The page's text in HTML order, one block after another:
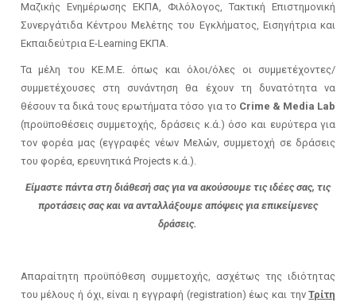
Μαζικής Ενημέρωσης ΕΚΠΑ, Φιλόλογος, Τακτική Επιστημονική
Συνεργάτιδα Κέντρου Μελέτης του Εγκλήματος, Εισηγήτρια και
Εκπαιδεύτρια Ε-Learning ΕΚΠΑ.
Τα μέλη του ΚΕ.Μ.Ε. όπως και όλοι/όλες οι συμμετέχοντες/
συμμετέχουσες στη συνάντηση θα έχουν τη δυνατότητα να
θέσουν τα δικά τους ερωτήματα τόσο για το Crime & Μedia Lab
(προϋποθέσεις συμμετοχής, δράσεις κ.ά.) όσο και ευρύτερα για
τον φορέα μας (εγγραφές νέων Μελών, συμμετοχή σε δράσεις
του φορέα, ερευνητικά Projects κ.ά.).
Είμαστε πάντα στη διάθεσή σας για να ακούσουμε τις ιδέες σας, τις
προτάσεις σας και να ανταλλάξουμε απόψεις για επικείμενες
δράσεις.
Απαραίτητη προϋπόθεση συμμετοχής, ασχέτως της ιδιότητας
του μέλους ή όχι, είναι η εγγραφή (registration) έως και τηνΤρίτη